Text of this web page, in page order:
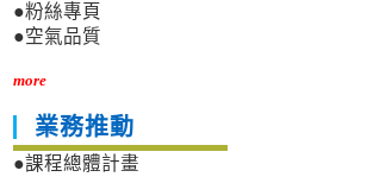
●粉絲專頁
●空氣品質
more
業務推動
●課程總體計畫